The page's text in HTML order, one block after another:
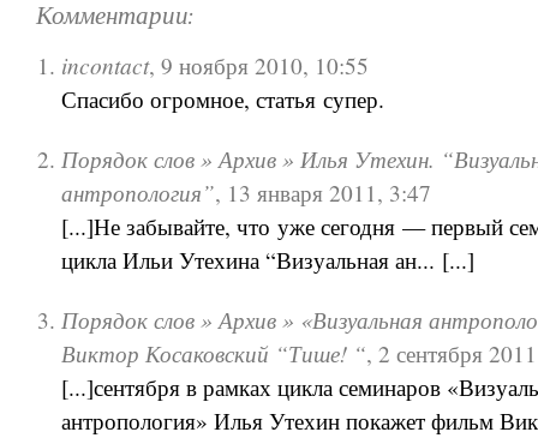
Комментарии:
incontact,9 ноября 2010, 10:55
Спасибо огромное, статья супер.
Порядок слов » Архив » Илья Утехин.
антропология”, 13 января 2011, 3:47
[...]Не забывайте, что уже сегодня — первый
цикла Ильи Утехина “Визуальная ан... [...]
Порядок слов » Архив » «Визуальная
Виктор Косаковский “Тише! “,2 сентября
[...]сентября в рамках цикла семинаров
антропология» Илья Утехин покажет фильм